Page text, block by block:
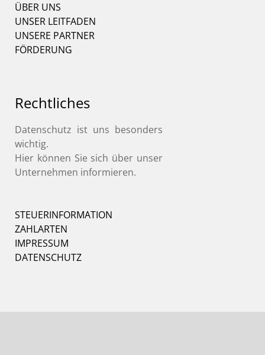
ÜBER UNS
UNSER LEITFADEN
UNSERE PARTNER
FÖRDERUNG
Rechtliches
Datenschutz ist uns besonders
wichtig.
Hier können Sie sich über unser
Unternehmen informieren.
STEUERINFORMATION
ZAHLARTEN
IMPRESSUM
DATENSCHUTZ